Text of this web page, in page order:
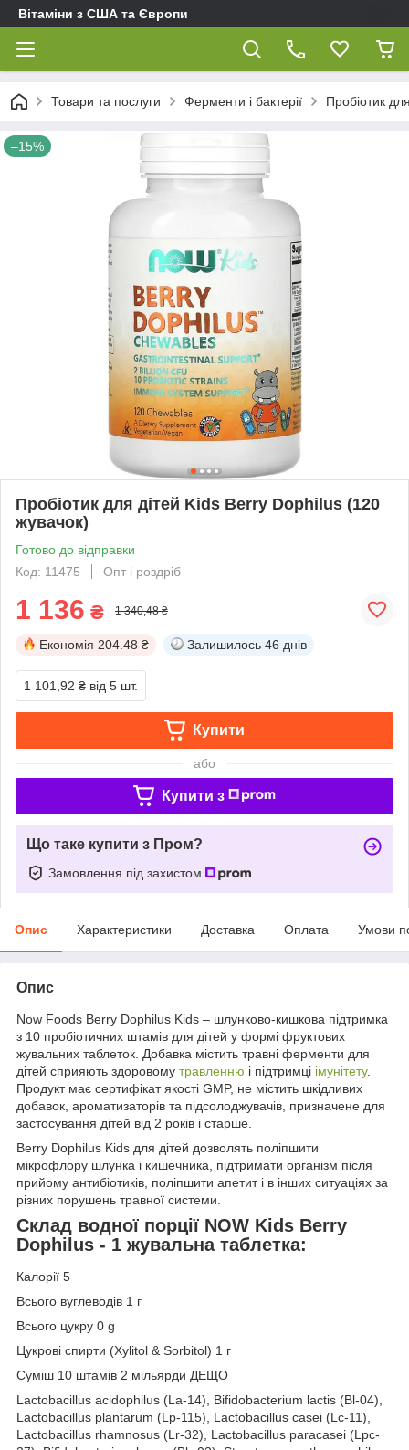
Вітаміни з США та Європи
Товари та послуги Ферменти і бактерії Пробіотик
–15%
Пробіотик для дітей Kids Berry Dophilus (120
жувачок)
Готово до відправки
Код: 11475
Опт і роздріб
1 136 ₴ 1 340,48 ₴
Економія 204.48 ₴ Залишилось 46 днів
1 101,92 ₴ від 5 шт.
Купити
або
Купити з
Що таке купити з Пром?
Замовлення під захистом
Опис Характеристики Доставка Оплата Умови
Опис
Now Foods Berry Dophilus Kids – шлунково-кишкова підтримка
з 10 пробіотичних штамів для дітей у формі фруктових
жувальних таблеток. Добавка містить травні ферменти для
дітей сприяють здоровому травленню і підтримці імунітету.
Продукт має сертифікат якості GMP, не містить шкідливих
добавок, ароматизаторів та підсолоджувачів, призначене для
застосування дітей від 2 років і старше.
Berry Dophilus Kids для дітей дозволять поліпшити
мікрофлору шлунка і кишечника, підтримати організм після
прийому антибіотиків, поліпшити апетит і в інших ситуаціях за
різних порушень травної системи.
Склад водної порції NOW Kids Berry
Dophilus - 1 жувальна таблетка:
Калорії 5
Всього вуглеводів 1 г
Всього цукру 0 g
Цукрові спирти (Xylitol & Sorbitol) 1 г
Суміш 10 штамів 2 мільярди ДЕЩО
Lactobacillus acidophilus (La-14), Bifidobacterium lactis (Bl-04),
Lactobacillus plantarum (Lp-115), Lactobacillus casei (Lc-11),
Lactobacillus rhamnosus (Lr-32), Lactobacillus paracasei (Lpc-